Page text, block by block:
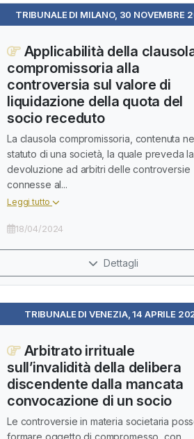
TRIBUNALE DI MILANO, 30 NOVEMBRE
Applicabilità della
compromissoria alla
controversia sul valore di
liquidazione della quota del
socio receduto
La clausola compromissoria, contenuta
statuto di una società, la quale preveda la
devoluzione ad arbitri delle controversie
connesse al...
Leggi tutto
18/04/2024
Dettagli
TRIBUNALE DI VENEZIA, 14 APRILE
Arbitrato irrituale
sull’invalidità della delibera
discendente dalla mancata
convocazione di un socio
Le controversie in materia societaria
formare oggetto di compromesso, con